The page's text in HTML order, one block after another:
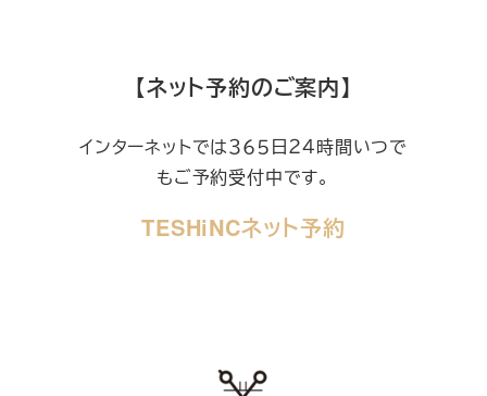
【ネット予約のご案内】
インターネットでは３６５日２４時間いつで
もご予約受付中です。
TESHiNCネット予約